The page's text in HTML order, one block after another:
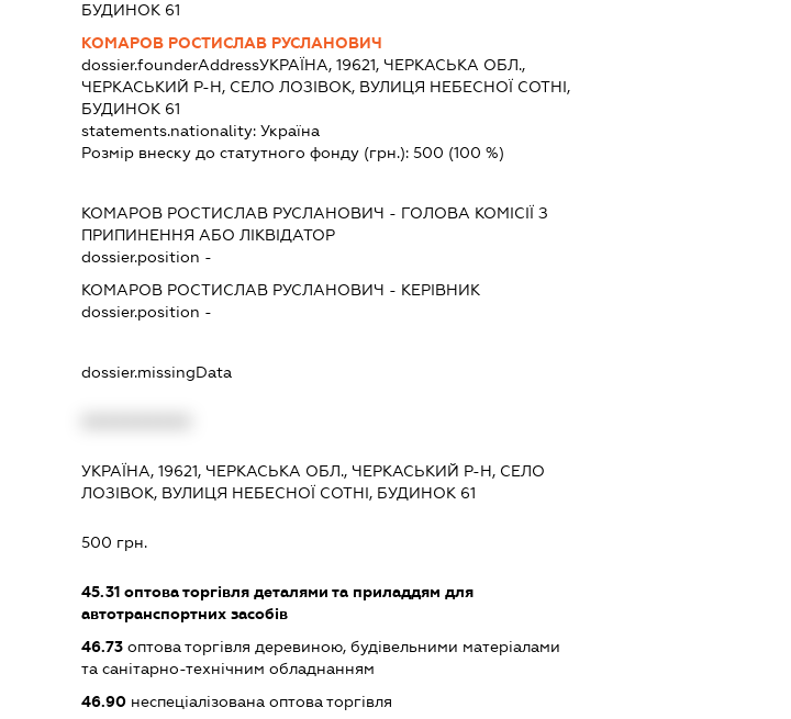
БУДИНОК 61
КОМАРОВ РОСТИСЛАВ РУСЛАНОВИЧ
dossier.founderAddressУКРАЇНА, 19621, ЧЕРКАСЬКА ОБЛ.,
ЧЕРКАСЬКИЙ Р-Н, СЕЛО ЛОЗІВОК, ВУЛИЦЯ НЕБЕСНОЇ СОТНІ,
БУДИНОК 61
statements.nationality:Україна
Розмір внеску до статутного фонду (грн.):500 (100 %)
КОМАРОВ РОСТИСЛАВ РУСЛАНОВИЧ - ГОЛОВА КОМІСІЇ З
ПРИПИНЕННЯ АБО ЛІКВІДАТОР
dossier.position -
КОМАРОВ РОСТИСЛАВ РУСЛАНОВИЧ - КЕРІВНИК
dossier.position -
dossier.missingData
УКРАЇНА, 19621, ЧЕРКАСЬКА ОБЛ., ЧЕРКАСЬКИЙ Р-Н, СЕЛО
ЛОЗІВОК, ВУЛИЦЯ НЕБЕСНОЇ СОТНІ, БУДИНОК 61
500 грн.
45.31 оптова торгівля деталями та приладдям для
автотранспортних засобів
46.73 оптова торгівля деревиною, будівельними матеріалами
та санітарно-технічним обладнанням
46.90 неспеціалізована оптова торгівля